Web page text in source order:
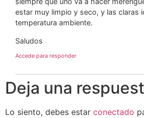
estar muy limpio y seco, y las claras
temperatura ambiente.
Saludos
Accede para responder
Deja una
Lo siento, debes estar conectado